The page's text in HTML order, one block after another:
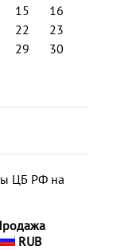
15
16
22
23
29
30
ЦБ РФ на
RUB